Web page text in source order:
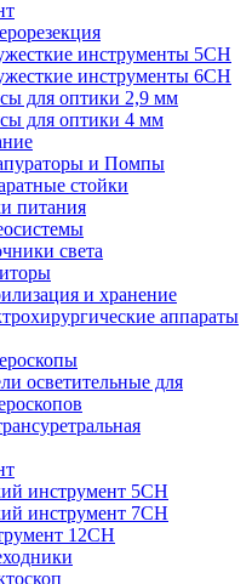
инструменты 5CH
инструменты 6CH
для оптики 2,9 мм
для оптики 4 мм
и Помпы
стойки
питания
света
и хранение
аппараты
осветительные для
инструмент 5CH
инструмент 7CH
12CH